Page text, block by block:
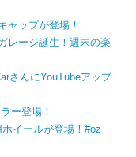
ャップが登場！
レージ誕生！週末の楽
さんにYouTubeアップ
ー登場！
イールが登場！#oz